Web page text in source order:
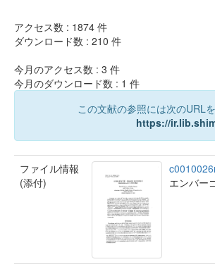
アクセス数 : 1874 件
ダウンロード数 : 210 件
今月のアクセス数 : 3 件
今月のダウンロード数 : 1 件
この文献の参照には次のURL
https://
ファイル情報
(添付)
エンバー